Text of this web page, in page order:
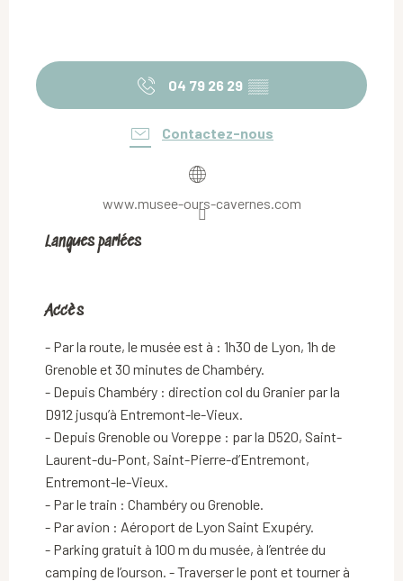
04 79 26 29 ▒▒
Contactez-nous
www.musee-ours-cavernes.com
Langues parlées
Langues parlées
Accès
Accès
- Par la route, le musée est à : 1h30 de Lyon, 1h de
Grenoble et 30 minutes de Chambéry.
- Depuis Chambéry : direction col du Granier par la
D912 jusqu’à Entremont-le-Vieux.
- Depuis Grenoble ou Voreppe : par la D520, Saint-
Laurent-du-Pont, Saint-Pierre-d’Entremont,
Entremont-le-Vieux.
- Par le train : Chambéry ou Grenoble.
- Par avion : Aéroport de Lyon Saint Exupéry.
- Parking gratuit à 100 m du musée, à l’entrée du
camping de l’ourson. - Traverser le pont et tourner à